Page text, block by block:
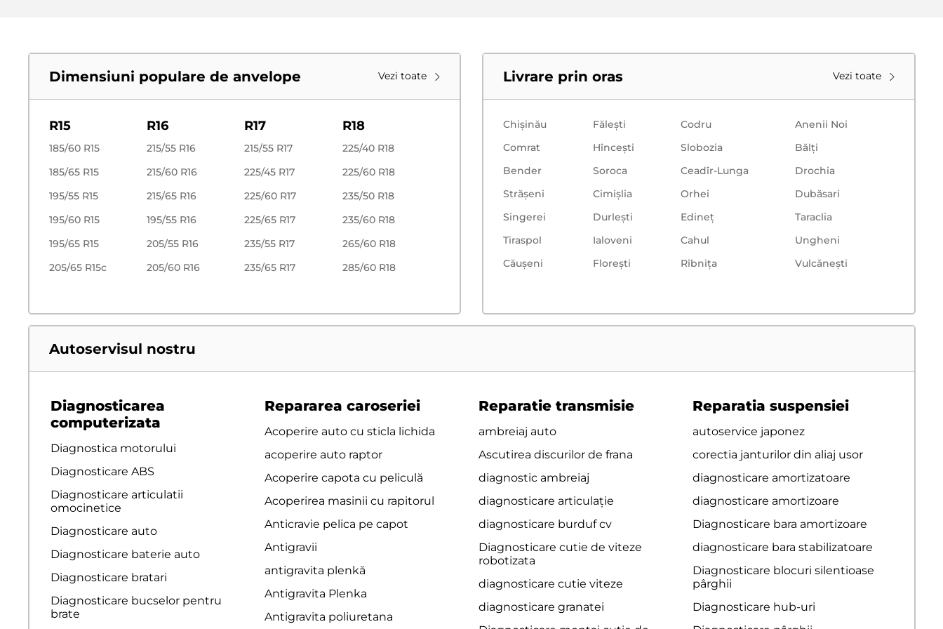
Exista intotdeauna un marcaj corespunzator pe bare, care indica compozitia. In caz de dificultati, consultantii va pot ajuta cu alegerea.
Dimensiuni populare de anvelope Vezi toate
R15
185/60 R15
185/65 R15
195/55 R15
195/60 R15
195/65 R15
205/65 R15c
R16
215/55 R16
215/60 R16
215/65 R16
195/55 R16
205/55 R16
205/60 R16
R17
215/55 R17
225/45 R17
225/60 R17
225/65 R17
235/55 R17
235/65 R17
R18
225/40 R18
225/60 R18
235/50 R18
235/60 R18
265/60 R18
285/60 R18
Livrare prin oras Vezi toate
Chișinău Făleşti Codru
Anenii Noi
Comrat
Hînceşti Slobozia
Bălţi
Bender
Soroca Ceadîr-Lunga
Drochia
Strășeni
Cimișlia Orhei
Dubăsari
Singerei
Durlești Edineț
Taraclia
Tiraspol
Ialoveni Cahul
Ungheni
Căușeni
Floreşti Rîbnița Vulcăneşti
Autoservisul nostru
Diagnosticarea
computerizata
Diagnostica motorului
Diagnosticare ABS
Diagnosticare articulatii
omocinetice
Diagnosticare auto
Diagnosticare baterie auto
Diagnosticare bratari
Diagnosticare bucselor pentru
brate
Repararea caroseriei
Acoperire auto cu sticla lichida
acoperire auto raptor
Acoperire capota cu peliculă
Acoperirea masinii cu rapitorul
Anticravie pelica pe capot
Antigravii
antigravita plenkă
Antigravita Plenka
Antigravita poliuretana
Reparatie transmisie
ambreiaj auto
Ascutirea discurilor de frana
diagnostic ambreiaj
diagnosticare articulație
diagnosticare burduf cv
Diagnosticare cutie de viteze
robotizata
diagnosticare cutie viteze
diagnosticare granatei
Reparatia suspensiei
autoservice japonez
corectia janturilor din aliaj usor
diagnosticare amortizatoare
diagnosticare amortizoare
Diagnosticare bara amortizoare
diagnosticare bara stabilizatoare
Diagnosticare blocuri silentioase
pârghii
Diagnosticare hub-uri